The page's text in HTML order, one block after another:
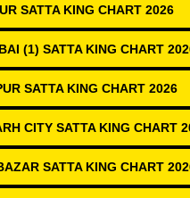
SATTA KING CHART 2026
(1) SATTA KING CHART
SATTA KING CHART 2026
CITY SATTA KING CHART
SATTA KING CHART